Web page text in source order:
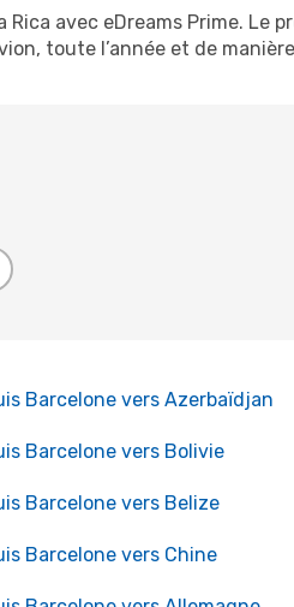
avec eDreams Prime. Le
toute l’année et de
Barcelone vers Azerbaïdjan
Barcelone vers Bolivie
Barcelone vers Belize
Barcelone vers Chine